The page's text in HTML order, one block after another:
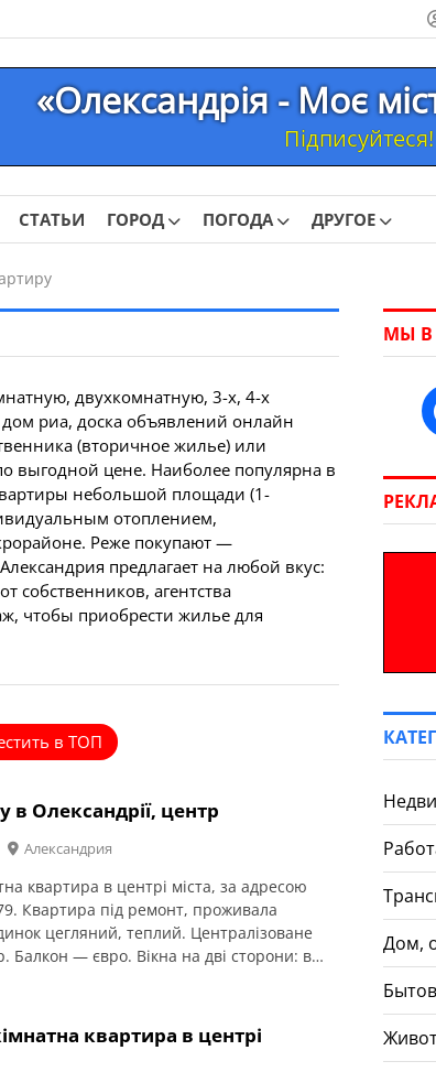
«Олександрія - Моє
СТАТЬИ ГОРОД ПОГОДА ДРУГОЕ
двухкомнатную, 3-х, 4-х
дом риа, доска объявлений онлайн
(вторичное жилье) или
выгодной цене. Наиболее популярна в
небольшой площади (1-
отоплением,
Реже покупают —
предлагает на любой вкус:
собственников, агентства
чтобы приобрести жилье для
в ТОП
Олександрії, центр
Александрия
квартира в центрі міста, за адресою
Квартира під ремонт, проживала
цегляний, теплий. Централізоване
Балкон — євро. Вікна на дві сторони: в
квартира в центрі
МЫ В
Дом,